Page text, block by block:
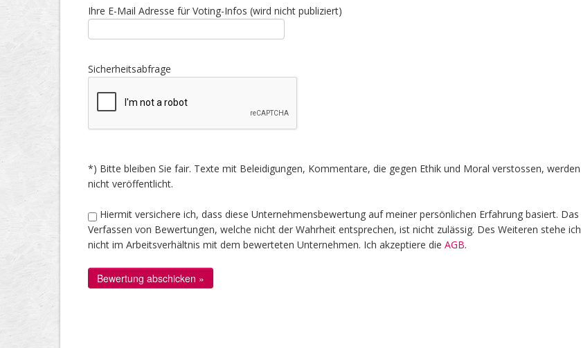
Ihre E-Mail Adresse für Voting-Infos (wird nicht publiziert)
Sicherheitsabfrage
*) Bitte bleiben Sie fair. Texte mit Beleidigungen, Kommentare, die gegen Ethik und Moral verstossen, werden
nicht veröffentlicht.
Hiermit versichere ich, dass diese Unternehmensbewertung auf meiner persönlichen Erfahrung basiert. Das
Verfassen von Bewertungen, welche nicht der Wahrheit entsprechen, ist nicht zulässig. Des Weiteren stehe ich
nicht im Arbeitsverhältnis mit dem bewerteten Unternehmen. Ich akzeptiere die AGB.